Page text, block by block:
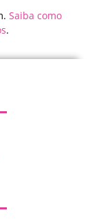
Saiba como
.